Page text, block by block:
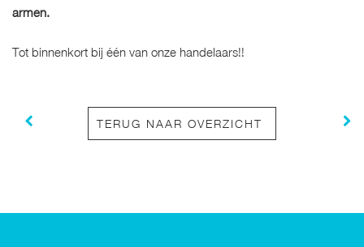
armen.
Tot binnenkort bij één van onze handelaars!!
TERUG NAAR OVERZICHT